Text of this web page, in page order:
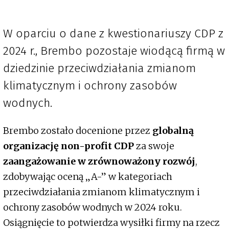
W oparciu o dane z kwestionariuszy CDP z
2024 r., Brembo pozostaje wiodącą firmą w
dziedzinie przeciwdziałania zmianom
klimatycznym i ochrony zasobów
wodnych.
Brembo zostało docenione przez globalną
organizację non-profit CDPza swoje
zaangażowanie w zrównoważony rozwój,
zdobywając oceną „A-” w kategoriach
przeciwdziałania zmianom klimatycznym i
ochrony zasobów wodnych w 2024 roku.
Osiągnięcie to potwierdza wysiłki firmy na rzecz